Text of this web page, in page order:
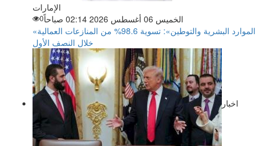
الإمارات
الخميس 06 أغسطس 2026 02:14 صباحاً
0
«الموارد البشرية والتوطين»: تسوية 98.6% من المنازعات العمالية
خلال النصف الأول
اخبار